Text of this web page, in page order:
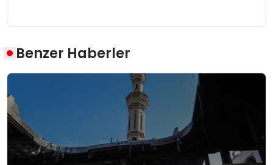
Benzer Haberler